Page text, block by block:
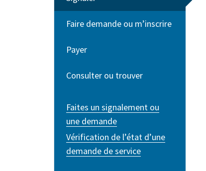
Faire demande ou m’inscrire
Payer
Consulter ou trouver
Faites un signalement ou
une demande
Vérification de l’état d’une
demande de service